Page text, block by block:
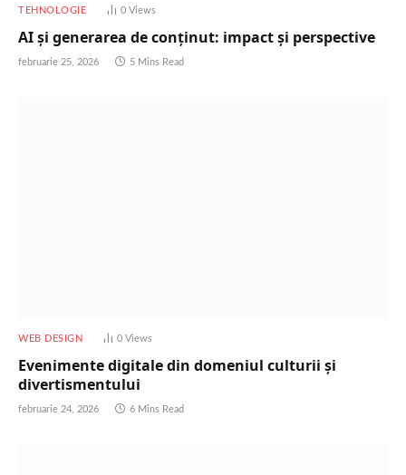
TEHNOLOGIE 0 Views
AI și generarea de conținut: impact și perspective
februarie 25, 2026 5 Mins Read
WEB DESIGN 0 Views
Evenimente digitale din domeniul culturii și
divertismentului
februarie 24, 2026 6 Mins Read